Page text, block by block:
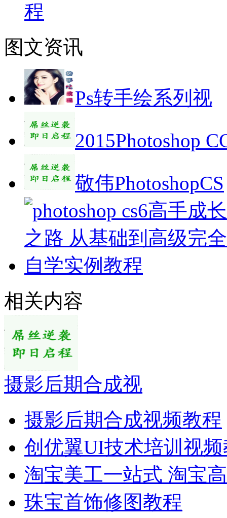
程
图文资讯
Ps转手绘系列视
2015Photoshop
敬伟PhotoshopCS
相关内容
摄影后期合成视
摄影后期合成视频教程
创优翼UI技术培训视
淘宝美工一站式 淘宝
珠宝首饰修图教程